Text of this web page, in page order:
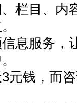
栏目、内
息服务，
元钱，而